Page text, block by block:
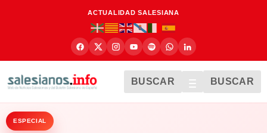
ACTUALIDAD SALESIANA
BUSCAR BUSCAR
ESPECIAL